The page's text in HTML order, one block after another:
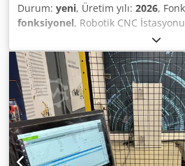
Durum: yeni, Üretim yılı: 2026,
fonksiyonel, Robotik CNC
3000 mm erişime sahip endüstriyel
SINUMERIK ONE CNC sistemi ile
istasyon sunuyoruz. Bu istasyonun
şunlardır: • taşlama • frezeleme •
formatlı 3D baskı • işleme
genişletilebilir: • iş parçası
Afhsck • çalışma alanının
travers Müşteri spesifikasyonuna
anahtar teslim çözümler